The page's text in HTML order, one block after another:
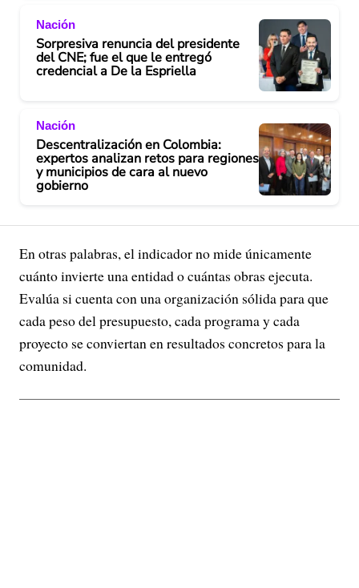
Nación
Sorpresiva renuncia del presidente
del CNE; fue el que le entregó
credencial a De la Espriella
Nación
Descentralización en Colombia:
expertos analizan retos para regiones
y municipios de cara al nuevo
gobierno
En otras palabras, el indicador no mide únicamente
cuánto invierte una entidad o cuántas obras ejecuta.
Evalúa si cuenta con una organización sólida para que
cada peso del presupuesto, cada programa y cada
proyecto se conviertan en resultados concretos para la
comunidad.